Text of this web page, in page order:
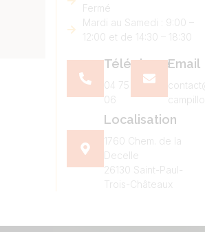
Fermé
Mardi au Samedi : 9:00 –
12:00 et de 14:30 – 18:30
Téléphone
04 75 98 86
06
Email
Localisation
1760 Chem. de la
Decelle
26130 Saint-Paul-
Trois-Châteaux